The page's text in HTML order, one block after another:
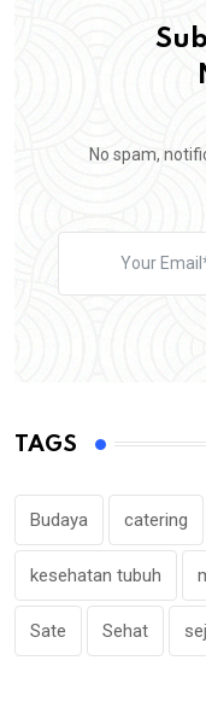
No spam,
TAGS
Budaya catering
kesehatan tubuh
Sate Sehat